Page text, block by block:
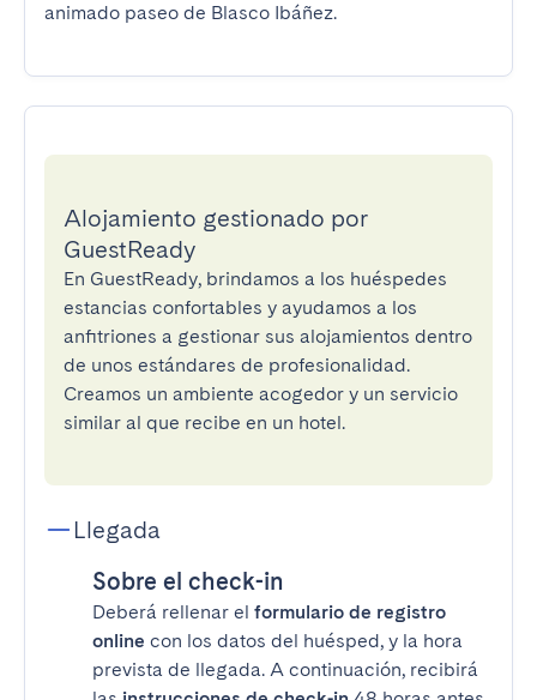
animado paseo de Blasco Ibáñez.
Alojamiento gestionado por
GuestReady
En GuestReady, brindamos a los huéspedes
estancias confortables y ayudamos a los
anfitriones a gestionar sus alojamientos dentro
de unos estándares de profesionalidad.
Creamos un ambiente acogedor y un servicio
similar al que recibe en un hotel.
Llegada
Sobre el check-in
Deberá rellenar el formulario de registro
online con los datos del huésped, y la hora
prevista de llegada. A continuación, recibirá